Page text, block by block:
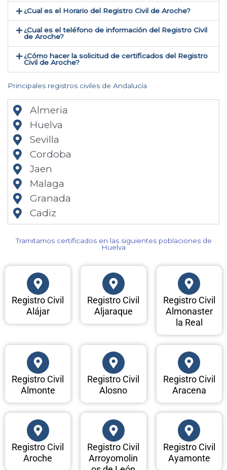
¿Cual es el Horario del Registro Civil de Aroche?
¿Cual es el teléfono de información del Registro Civil
de Aroche​?
¿Cómo hacer la solicitud de certificados del Registro
Civil de Aroche​?
Principales registros civiles de Andalucía
Almeria
Huelva
Sevilla
Cordoba
Jaen
Malaga
Granada
Cadiz
Tramitamos certificados en las siguientes poblaciones de
Huelva​
Registro Civil
Alájar
Registro Civil
Aljaraque
Registro Civil
Almonaster
la Real
Registro Civil
Almonte
Registro Civil
Alosno
Registro Civil
Aracena
Registro Civil
Aroche
Registro Civil
Arroyomolin
Registro Civil
Ayamonte